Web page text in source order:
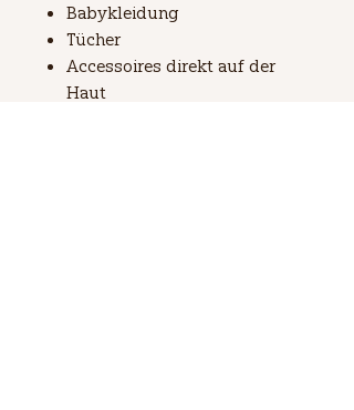
Babykleidung
Tücher
Accessoires direkt auf der
Haut